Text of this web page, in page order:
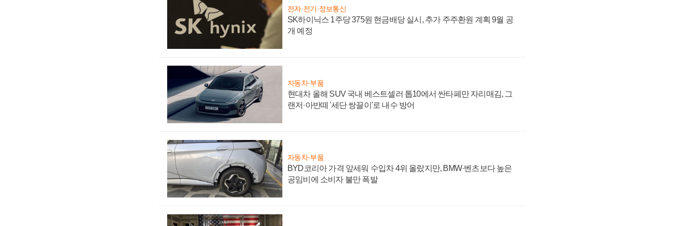
전자·전기·정보통신
SK하이닉스 1주당 375원 현금배당 실시, 추가 주주환원 계획 9월 공
개 예정
자동차·부품
현대차 올해 SUV 국내 베스트셀러 톱10에서 싼타페만 자리매김, 그
랜저·아반떼 '세단 쌍끌이'로 내수 방어
자동차·부품
BYD코리아 가격 앞세워 수입차 4위 올랐지만, BMW·벤츠보다 높은
공임비에 소비자 불만 폭발